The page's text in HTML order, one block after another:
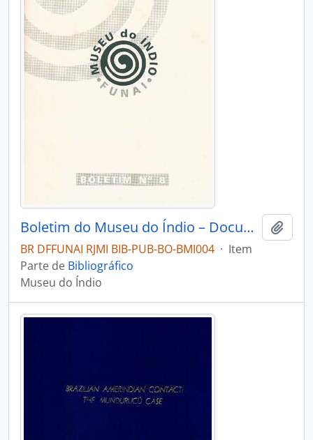
Boletim do Museu do Índio – Documentação – Nº 8
BR DFFUNAI RJMI BIB-PUB-BO-BMI004 · Item
Parte de Bibliográfico
Museu do Índio